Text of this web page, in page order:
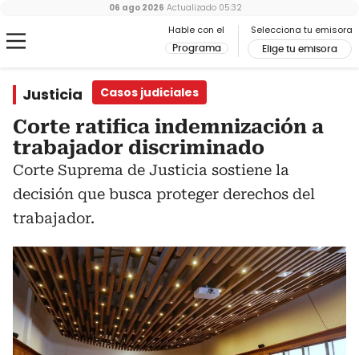
Hable con el
Programa
Selecciona tu emisora
Elige tu emisora
06 ago 2026 Actualizado 05:32
Justicia Casos judiciales
Corte ratifica indemnización a
trabajador discriminado
Corte Suprema de Justicia sostiene la
decisión que busca proteger derechos del
trabajador.